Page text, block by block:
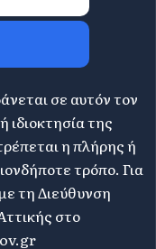
σε αυτόν τον
ιδιοκτησία της
η πλήρης ή
τρόπο. Για
τη Διεύθυνση
στο